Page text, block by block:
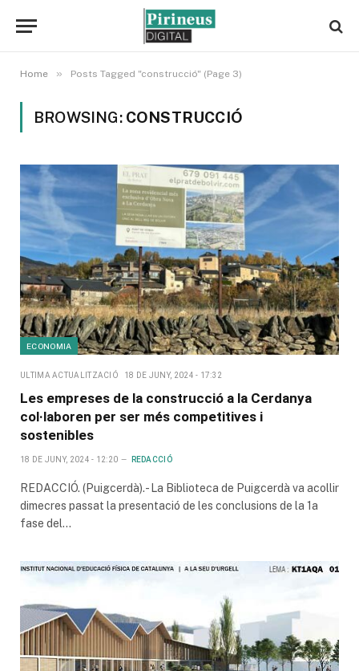
Home » Posts Tagged "construcció" (Page 3)
BROWSING: CONSTRUCCIÓ
ECONOMIA
ULTIMA ACTUALITZACIÓ 18 DE JUNY, 2024 - 17:32
Les empreses de la construcció a la Cerdanya
col·laboren per ser més competitives i
sostenibles
18 DE JUNY, 2024 - 12:20 REDACCIÓ
REDACCIÓ. (Puigcerdà).- La Biblioteca de Puigcerdà va acollir
dimecres passat la presentació de les conclusions de la 1a
fase del…